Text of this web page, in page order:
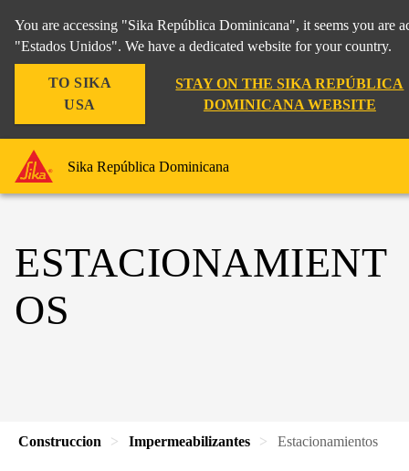
You are accessing "Sika República Dominicana", it seems you are
"Estados Unidos". We have a dedicated website for your country.
TO SIKA
USA
STAY ON THE SIKA REPÚBLICA
DOMINICANA WEBSITE
Sika República Dominicana
ESTACIONAMIENT
OS
Construccion Impermeabilizantes Estacionamientos